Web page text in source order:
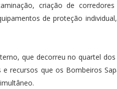
criação de
de proteção
que decorreu no quartel
recursos que os Bombeiros